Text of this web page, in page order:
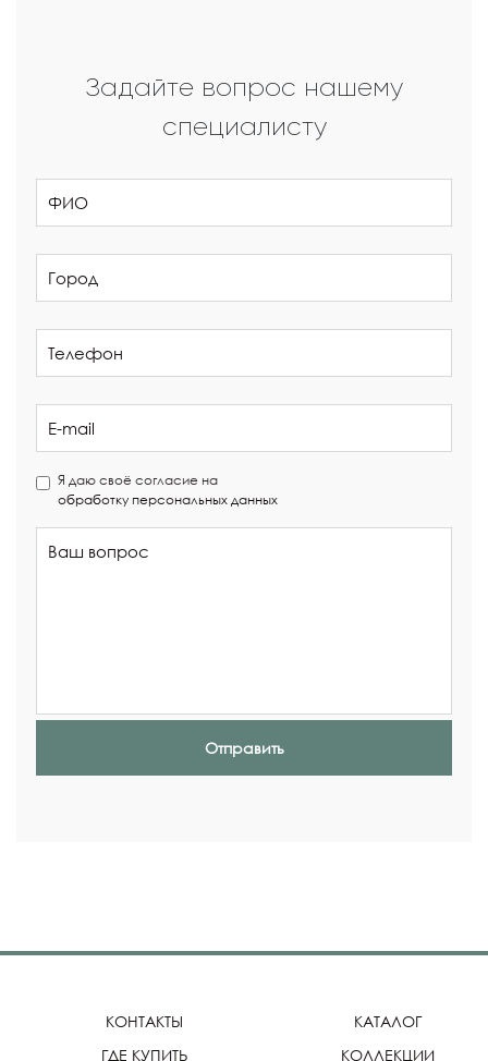
Задайте вопрос нашему
специалисту
Я даю своё согласие на
обработку персональных данных
Отправить
КОНТАКТЫ
ГДЕ КУПИТЬ
КАТАЛОГ
КОЛЛЕКЦИИ